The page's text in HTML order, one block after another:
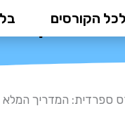
לכל הקורסים
המדריך
ספרדית: המדריך